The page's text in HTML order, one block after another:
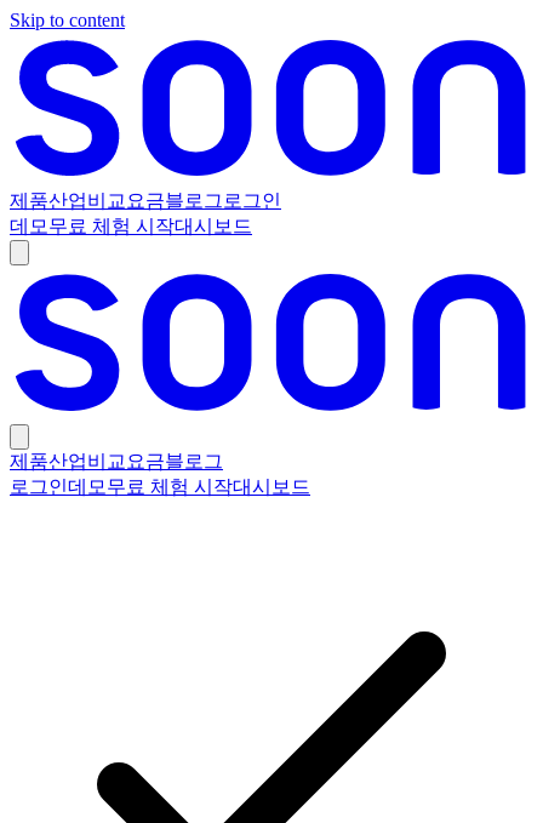
Skip to content
제품산업비교요금블로그로그인
데모무료 체험 시작대시보드
제품산업비교 요금블로그
로그인데모 무료 체험 시작대시보드